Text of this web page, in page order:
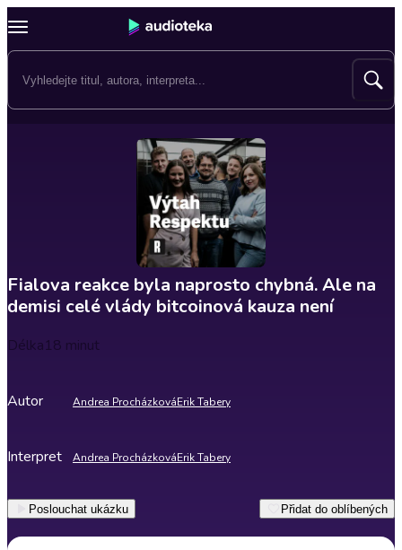
Fialova reakce byla naprosto chybná. Ale na
demisi celé vlády bitcoinová kauza není
Délka18 minut
Autor Andrea ProcházkováErik Tabery
Interpret Andrea ProcházkováErik Tabery
Poslouchat ukázku Přidat do oblíbených